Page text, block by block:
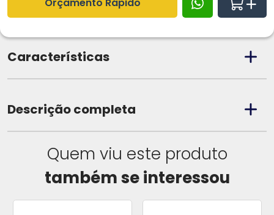
Características
Descrição completa
Quem viu este produto
também se interessou